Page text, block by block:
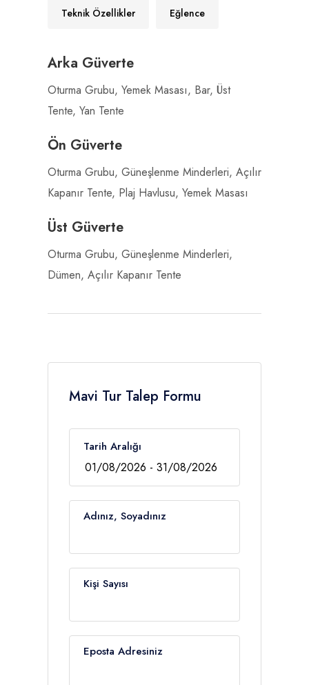
Teknik Özellikler Eğlence
Arka Güverte
Oturma Grubu, Yemek Masası, Bar, Üst
Tente, Yan Tente
Ön Güverte
Oturma Grubu, Güneşlenme Minderleri, Açılır
Kapanır Tente, Plaj Havlusu, Yemek Masası
Üst Güverte
Oturma Grubu, Güneşlenme Minderleri,
Dümen, Açılır Kapanır Tente
Mavi Tur Talep Formu
Tarih Aralığı
Adınız, Soyadınız
Kişi Sayısı
Eposta Adresiniz